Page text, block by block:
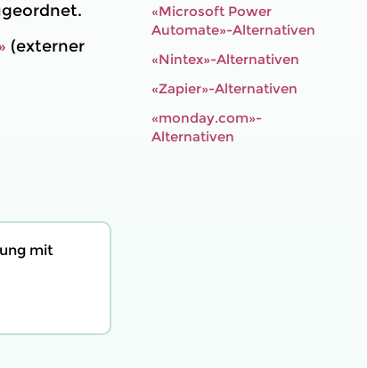
(externer
mit
«Microsoft Power
Automate»-Alternativen
«Nintex»-Alternativen
«Zapier»-Alternativen
«monday.com»-
Alternativen